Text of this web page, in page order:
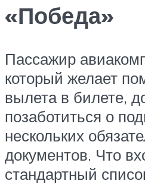
«Победа»
Пассажир
который желает
вылета в билете,
позаботиться о
нескольких
документов. Что
стандартный